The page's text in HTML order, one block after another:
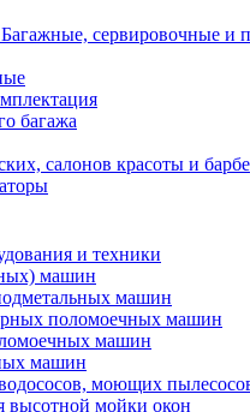
сервировочные и
багажа
салонов красоты и
и техники
машин
машин
поломоечных машин
машин
машин
моющих
высотной мойки окон